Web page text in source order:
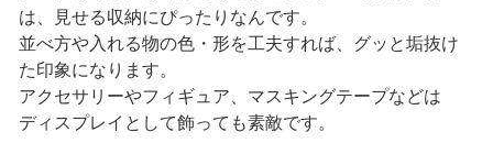
は、見せる収納にぴったりなんです。
並べ方や入れる物の色・形を工夫すれば、グッと垢抜け
た印象になります。
アクセサリーやフィギュア、マスキングテープなどは
ディスプレイとして飾っても素敵です。